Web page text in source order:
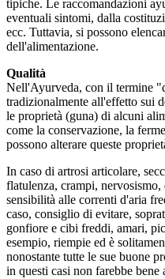
tipiche. Le raccomandazioni
eventuali sintomi, dalla
ecc. Tuttavia, si possono
dell'alimentazione.
Qualità
Nell'Ayurveda, con il termine
tradizionalmente all'effetto sui
le proprietà (guna) di alcuni
come la conservazione, la
possono alterare queste
In caso di artrosi articolare,
flatulenza, crampi,
sensibilità alle correnti d'aria
caso, consiglio di evitare,
gonfiore e cibi freddi, amari,
esempio, riempie ed è
nonostante tutte le sue buone
in questi casi non farebbe